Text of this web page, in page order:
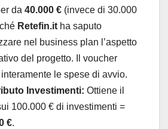
da 40.000 € (invece di 30.000
Retefin.it ha saputo
nel business plan l’aspetto
del progetto. Il voucher
le spese di avvio.
Investimenti: Ottiene il
100.000 € di investimenti =
€.